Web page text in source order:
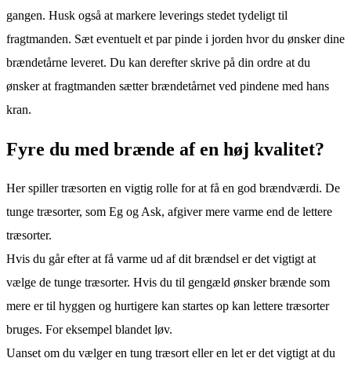
gangen. Husk også at markere leverings stedet tydeligt til
fragtmanden. Sæt eventuelt et par pinde i jorden hvor du ønsker dine
brændetårne leveret. Du kan derefter skrive på din ordre at du
ønsker at fragtmanden sætter brændetårnet ved pindene med hans
kran.
Fyre du med brænde af en høj kvalitet?
Her spiller træsorten en vigtig rolle for at få en god brændværdi. De
tunge træsorter, som Eg og Ask, afgiver mere varme end de lettere
træsorter.
Hvis du går efter at få varme ud af dit brændsel er det vigtigt at
vælge de tunge træsorter. Hvis du til gengæld ønsker brænde som
mere er til hyggen og hurtigere kan startes op kan lettere træsorter
bruges. For eksempel blandet løv.
Uanset om du vælger en tung træsort eller en let er det vigtigt at du